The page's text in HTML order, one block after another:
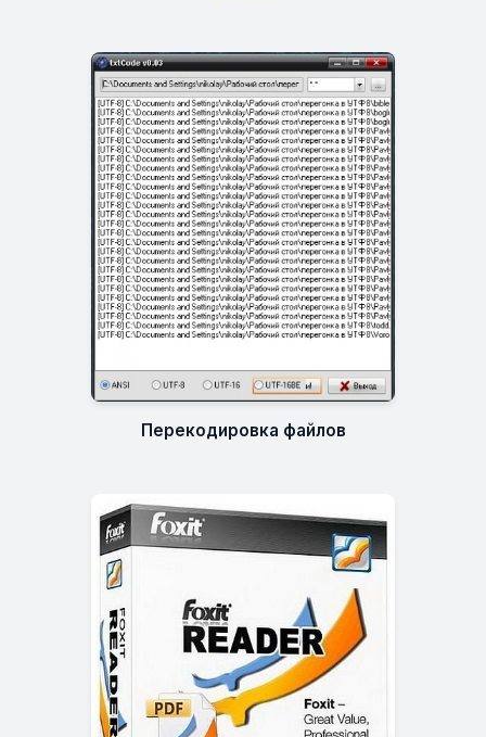
Перекодировка файлов